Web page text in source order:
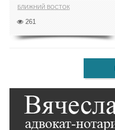
БЛИЖНИЙ ВОСТОК
261